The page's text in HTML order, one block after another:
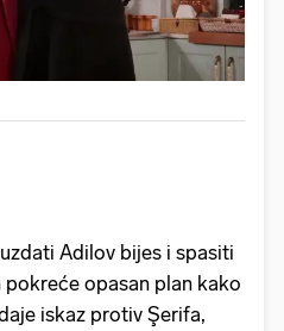
Adilov bijes i spasiti
opasan plan kako
iskaz protiv Şerifa,